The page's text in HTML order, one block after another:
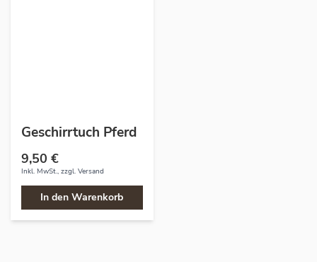
Geschirrtuch Pferd
9,50 €
Inkl. MwSt., zzgl. Versand
In den Warenkorb